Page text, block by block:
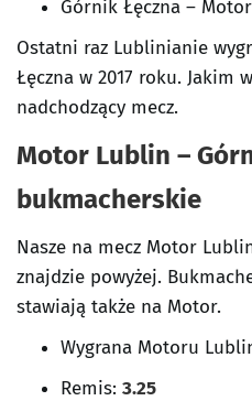
Górnik Łęczna –
Ostatni raz Lublinianie
Łęczna w 2017 roku. Jakim
nadchodzący mecz.
Motor Lublin –
bukmacherskie
Nasze na mecz Motor
znajdzie powyżej.
stawiają także na Motor.
Wygrana Motoru
Remis: 3.25